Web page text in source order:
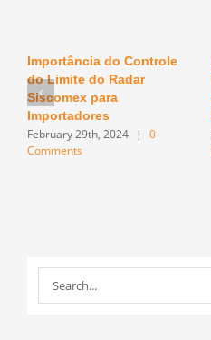
Importância do Controle
do Limite do Radar
Siscomex para
Importadores
February 29th, 2024 |
0
Comments
Search
for: